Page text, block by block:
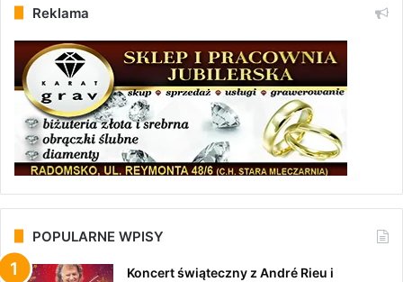
Reklama
POPULARNE WPISY
Koncert świąteczny z André Rieu i